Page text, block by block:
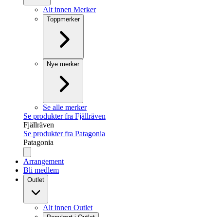
Alt innen Merker
Toppmerker
Nye merker
Se alle merker
Se produkter fra Fjällräven
Fjällräven
Se produkter fra Patagonia
Patagonia
Arrangement
Bli medlem
Outlet
Alt innen Outlet